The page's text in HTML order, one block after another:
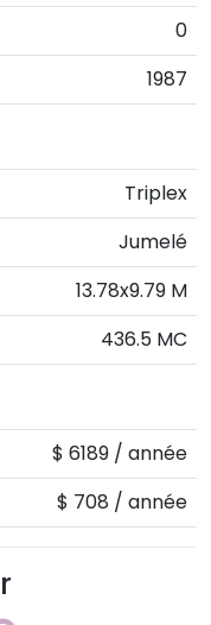
0
1987
Triplex
Jumelé
13.78x9.79 M
436.5 MC
$ 6189 / année
$ 708 / année